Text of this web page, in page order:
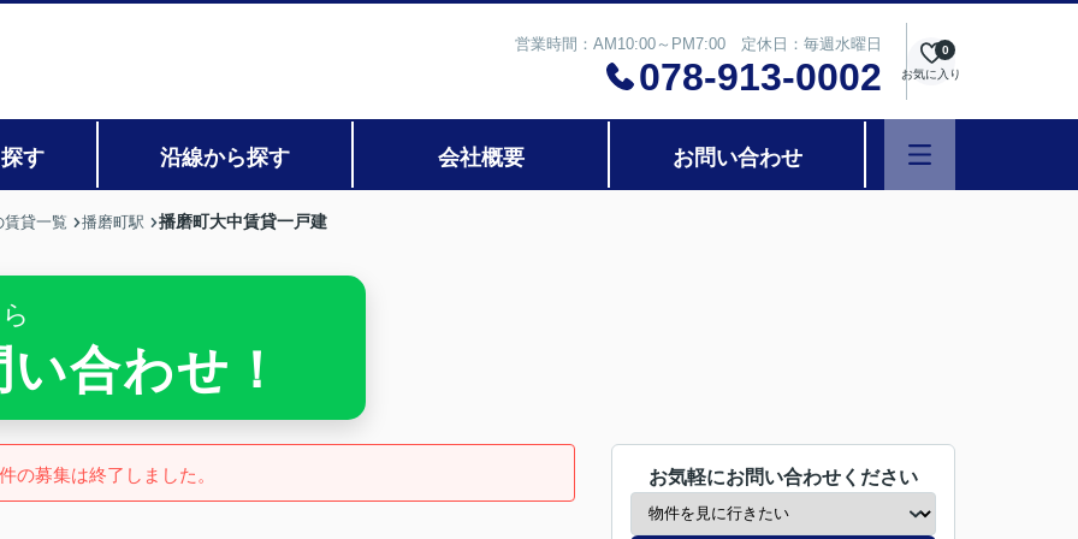
営業時間：AM10:00～PM7:00 定休日：毎週水曜日
078-913-0002 お気に入り
0
す 沿線から探す 会社概要 お問い合わせ
賃貸一覧 播磨町駅 播磨町大中賃貸一戸建
合わせ！
の募集は終了しました。 お気軽にお問い合わせください